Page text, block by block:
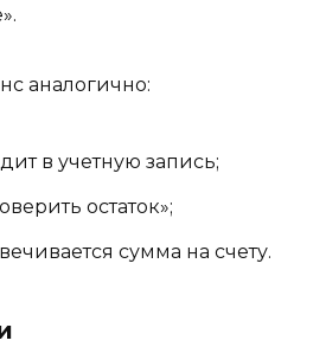
аналогично:
в учетную запись;
остаток»;
сумма на счету.